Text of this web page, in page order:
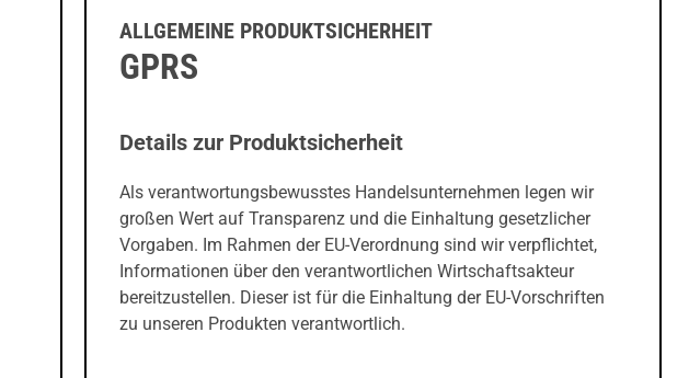
ALLGEMEINE PRODUKTSICHERHEIT
GPRS
Details zur Produktsicherheit
Als verantwortungsbewusstes Handelsunternehmen legen wir
großen Wert auf Transparenz und die Einhaltung gesetzlicher
Vorgaben. Im Rahmen der EU-Verordnung sind wir verpflichtet,
Informationen über den verantwortlichen Wirtschaftsakteur
bereitzustellen. Dieser ist für die Einhaltung der EU-Vorschriften
zu unseren Produkten verantwortlich.